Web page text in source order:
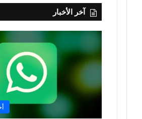
آخر الأخبار